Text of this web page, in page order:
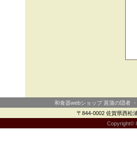
和食器webショップ 菖蒲の隠者
〒844-0002 佐賀県西松
Copyright©